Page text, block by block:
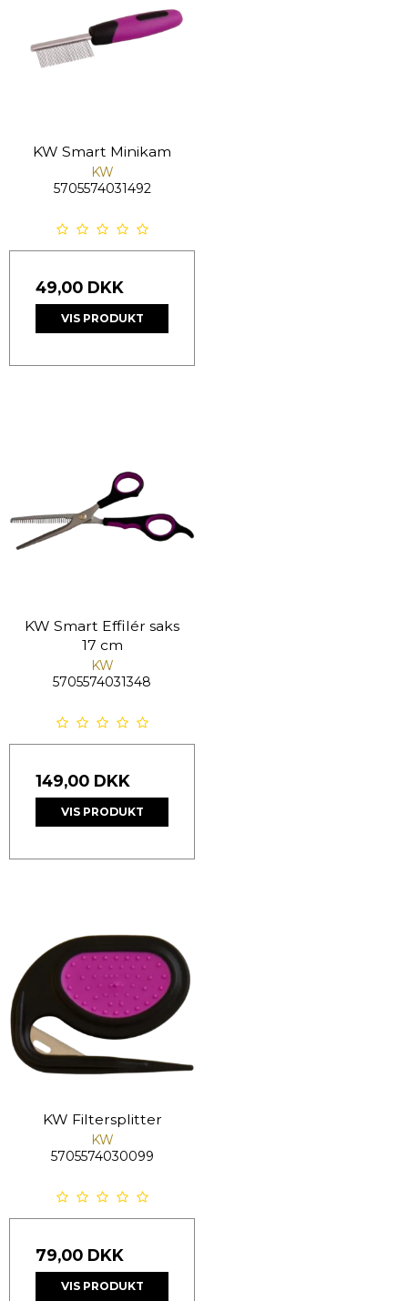
KW Smart Minikam
KW
5705574031492
49,00 DKK
VIS PRODUKT
KW Smart Effilér saks
17 cm
KW
5705574031348
149,00 DKK
VIS PRODUKT
KW Filtersplitter
KW
5705574030099
79,00 DKK
VIS PRODUKT